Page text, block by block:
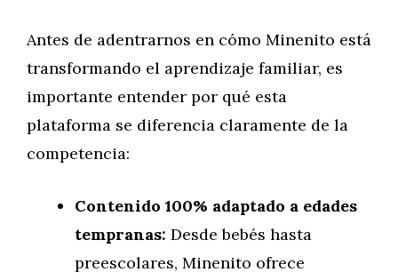
Antes de adentrarnos en cómo Minenito está
transformando el aprendizaje familiar, es
importante entender por qué esta
plataforma se diferencia claramente de la
competencia:
Contenido 100% adaptado a edades
tempranas: Desde bebés hasta
preescolares, Minenito ofrece